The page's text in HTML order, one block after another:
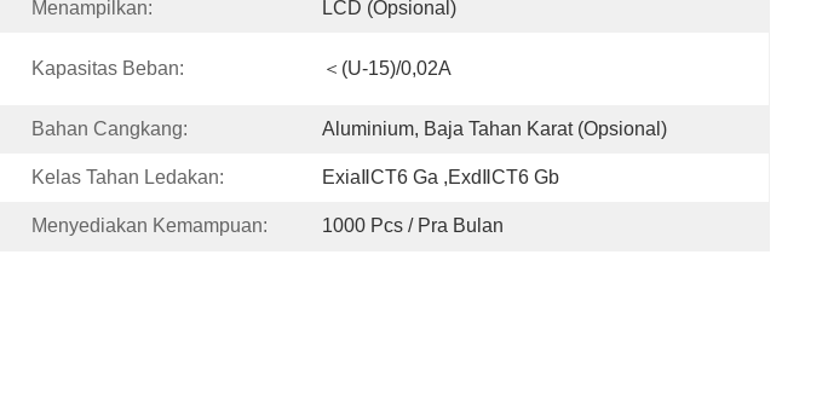
Menampilkan: LCD (Opsional)
Kapasitas Beban: ＜(U-15)/0,02A
Bahan Cangkang: Aluminium, Baja Tahan Karat (opsional)
Kelas Tahan Ledakan: ExiaⅡCT6 Ga ,ExdⅡCT6 Gb
Menyediakan Kemampuan: 1000 Pcs / Pra Bulan